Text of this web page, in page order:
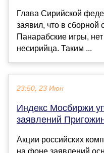
Глава Сирийской
заявил, что в сборной
Панарабские игры,
несирийца. Таким ...
23:50, 23 Июн
Индекс Мосбиржи
заявлений
Акции российских
на фоне заявлений